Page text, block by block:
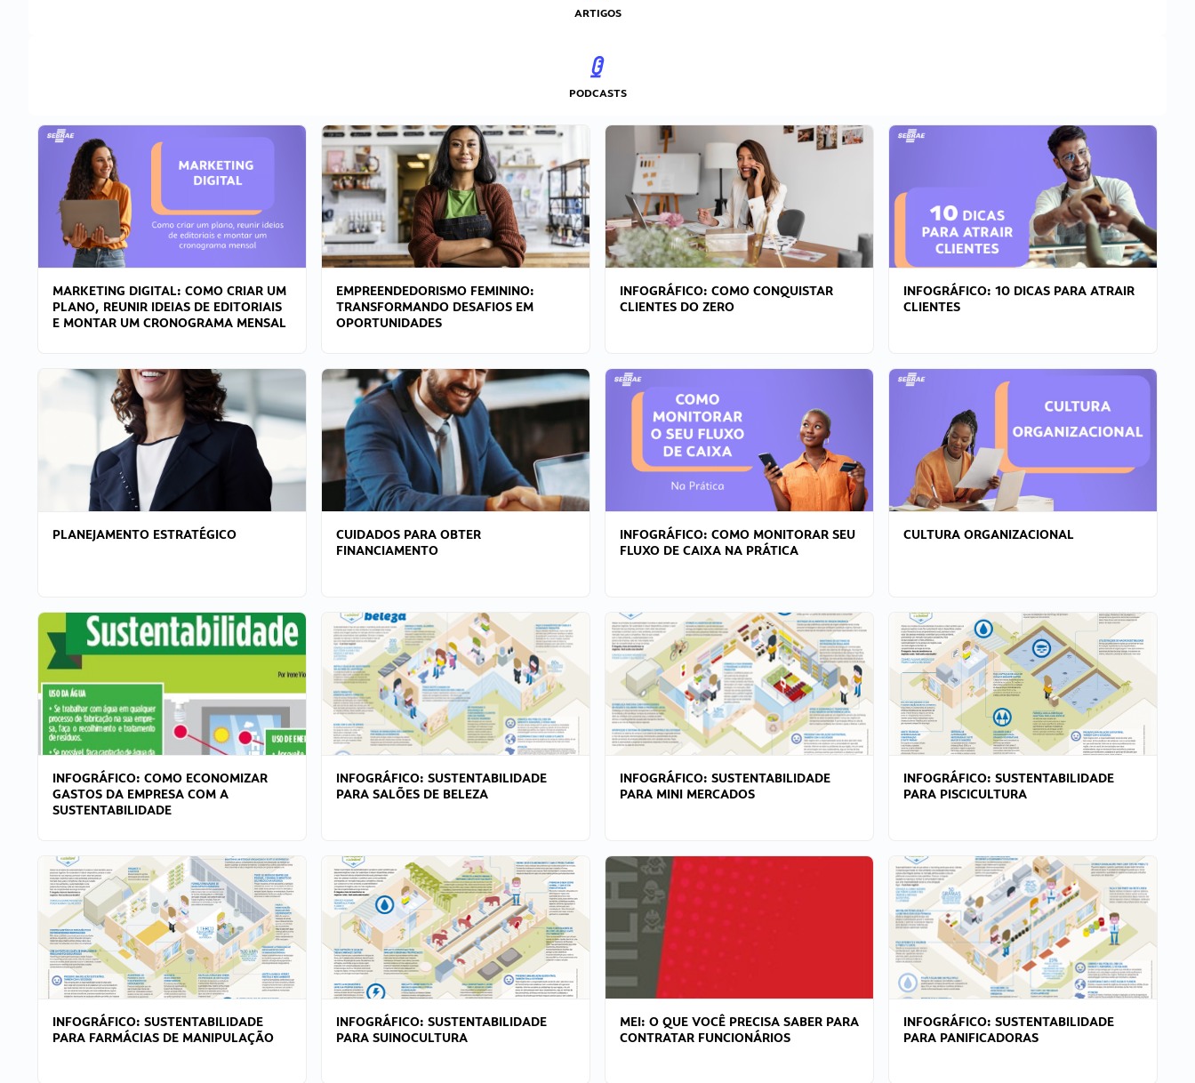
ARTIGOS
PODCASTS
MARKETING DIGITAL: COMO CRIAR UM
PLANO, REUNIR IDEIAS DE EDITORIAIS
E MONTAR UM CRONOGRAMA MENSAL
EMPREENDEDORISMO FEMININO:
TRANSFORMANDO DESAFIOS EM
OPORTUNIDADES
INFOGRÁFICO: COMO CONQUISTAR
CLIENTES DO ZERO
INFOGRÁFICO: 10 DICAS PARA ATRAIR
CLIENTES
PLANEJAMENTO ESTRATÉGICO
CUIDADOS PARA OBTER
FINANCIAMENTO
INFOGRÁFICO: COMO MONITORAR SEU
FLUXO DE CAIXA NA PRÁTICA
CULTURA ORGANIZACIONAL
INFOGRÁFICO: COMO ECONOMIZAR
GASTOS DA EMPRESA COM A
SUSTENTABILIDADE
INFOGRÁFICO: SUSTENTABILIDADE
PARA SALÕES DE BELEZA
INFOGRÁFICO: SUSTENTABILIDADE
PARA MINI MERCADOS
INFOGRÁFICO: SUSTENTABILIDADE
PARA PISCICULTURA
INFOGRÁFICO: SUSTENTABILIDADE
PARA FARMÁCIAS DE MANIPULAÇÃO
INFOGRÁFICO: SUSTENTABILIDADE
PARA SUINOCULTURA
MEI: O QUE VOCÊ PRECISA SABER PARA
CONTRATAR FUNCIONÁRIOS
INFOGRÁFICO: SUSTENTABILIDADE
PARA PANIFICADORAS